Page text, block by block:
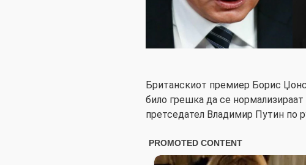
Британскиот премиер Борис
било грешка да се
претседател Владимир Путин по